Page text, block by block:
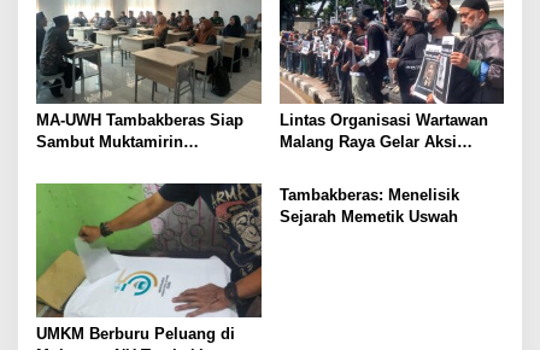
MA-UWH Tambakberas Siap
Sambut Muktamirin
Lintas Organisasi Wartawan
Malang Raya Gelar Aksi
Ireng”
UMKM Berburu Peluang di
Tambakberas: Menelisik
Sejarah Memetik Uswah